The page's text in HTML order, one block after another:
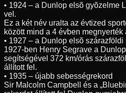
• 1924 – a Dunlop elsõ gyõzelme
vel.
Ez a két név uralta az évtized
között mind a 4 évben megnyerték
• 1927 – a Dunlop elsõ
1927-ben Henry Segrave a
segítségével 372 km/órás
állított fel.
• 1935 – újabb sebességrekord
Sir Malcolm Campbell és a